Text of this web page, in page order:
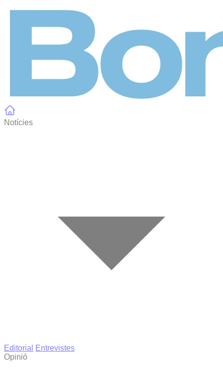
Notícies
Editorial
Entrevistes
Opinió